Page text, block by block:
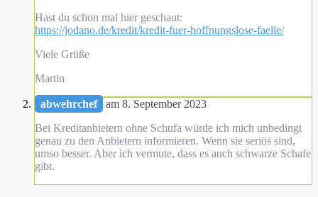
Hast du schon mal hier geschaut:
https://jodano.de/kredit/kredit-fuer-hoffnungslose-faelle/
Viele Grüße
Martin
abwehrchef
am 8. September 2023
Bei Kreditanbietern ohne Schufa würde ich mich unbedingt
genau zu den Anbietern informieren. Wenn sie seriös sind,
umso besser. Aber ich vermute, dass es auch schwarze Schafe
gibt.